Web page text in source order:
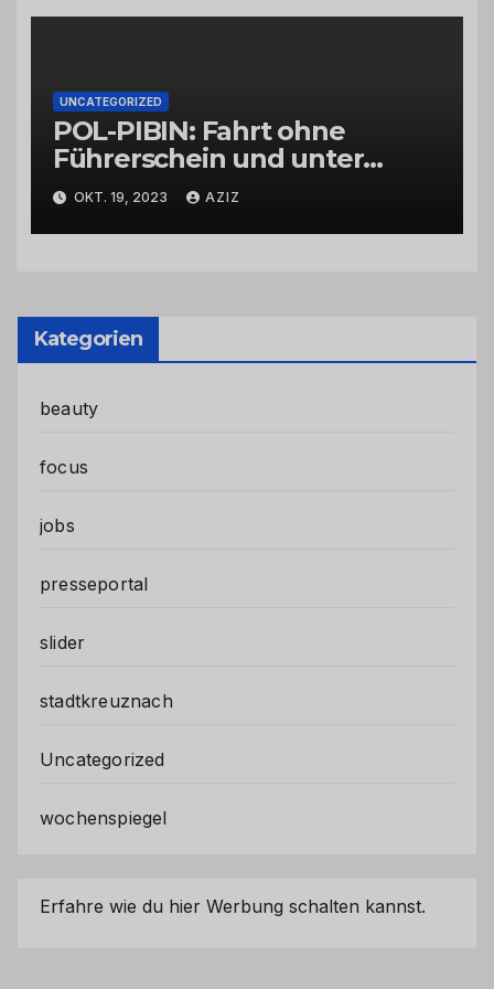
UNCATEGORIZED
POL-PIBIN: Fahrt ohne
Führerschein und unter
Einfluss von Drogen
OKT. 19, 2023 AZIZ
Kategorien
beauty
focus
jobs
presseportal
slider
stadtkreuznach
Uncategorized
wochenspiegel
Erfahre wie du hier Werbung schalten kannst.